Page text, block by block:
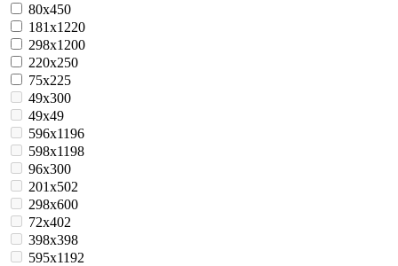
80х450
181х1220
298х1200
220х250
75x225
49x300
49x49
596х1196
598х1198
96x300
201х502
298x600
72x402
398x398
595x1192